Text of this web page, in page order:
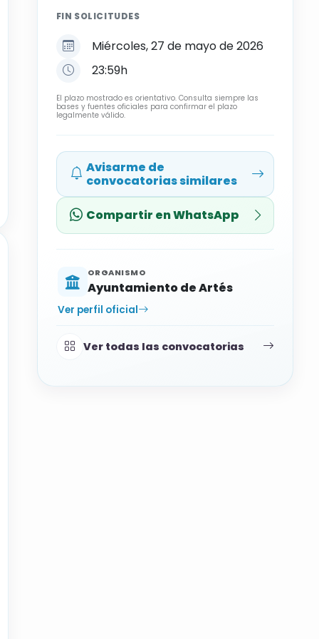
FIN SOLICITUDES
Miércoles, 27 de mayo de 2026
23:59h
El plazo mostrado es orientativo. Consulta siempre las
bases y fuentes oficiales para confirmar el plazo
legalmente válido.
Avisarme de
convocatorias similares
Compartir en WhatsApp
ORGANISMO
Ayuntamiento de Artés
Ver perfil oficial
Ver todas las convocatorias